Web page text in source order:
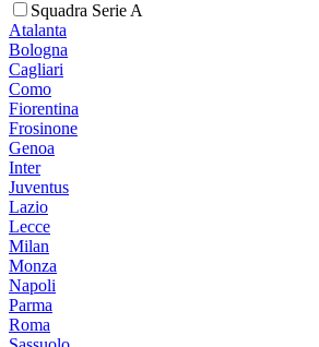
Squadra Serie A
Atalanta
Bologna
Cagliari
Como
Fiorentina
Frosinone
Genoa
Inter
Juventus
Lazio
Lecce
Milan
Monza
Napoli
Parma
Roma